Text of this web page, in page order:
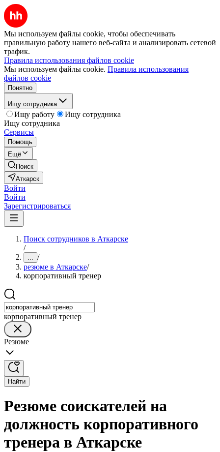
Мы используем файлы cookie, чтобы обеспечивать
правильную работу нашего веб-сайта и анализировать сетевой
трафик.
Правила использования файлов cookie
Мы используем файлы cookie. Правила использования
файлов cookie
Понятно
Ищу сотрудника
Ищу работу
Ищу сотрудника
Ищу сотрудника
Сервисы
Помощь
Ещё
Поиск
Аткарск
Войти
Войти
Зарегистрироваться
Поиск сотрудников в Аткарске
/
... /
резюме в Аткарске/
корпоративный тренер
корпоративный тренер
Резюме
Найти
Резюме соискателей на
должность корпоративного
тренера в Аткарске